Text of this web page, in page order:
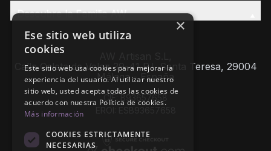
Descubre la Familia AW
Calle Caleta de Velez 39-41 P.I. Santa Teresa, 29004
Málaga - España
CIF: B93657658
×
Ese sitio web utiliza
cookies
Este sitio web usa cookies para mejorar la
experiencia del usuario. Al utilizar nuestro
sitio web, usted acepta todas las cookies de
acuerdo con nuestra Política de cookies.
Más información
COOKIES ESTRICTAMENTE
NECESARIAS